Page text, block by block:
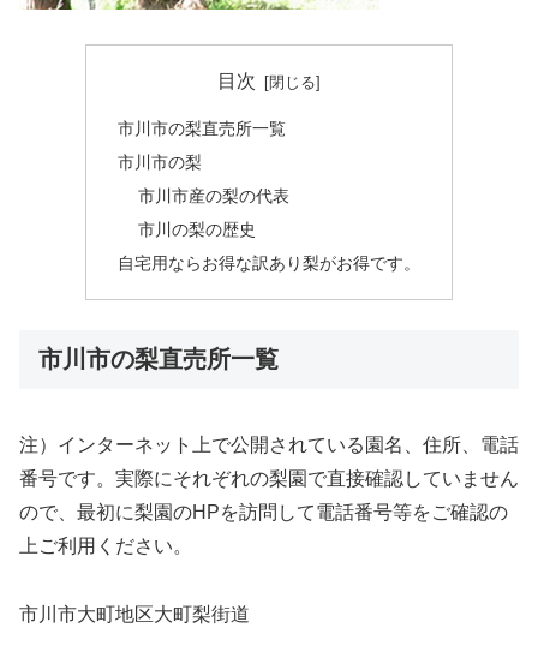
目次
市川市の梨直売所一覧
市川市の梨
市川市産の梨の代表
市川の梨の歴史
自宅用ならお得な訳あり梨がお得です。
市川市の梨直売所一覧
注）インターネット上で公開されている園名、住所、電話
番号です。実際にそれぞれの梨園で直接確認していません
ので、最初に梨園のHPを訪問して電話番号等をご確認の
上ご利用ください。
市川市大町地区大町梨街道